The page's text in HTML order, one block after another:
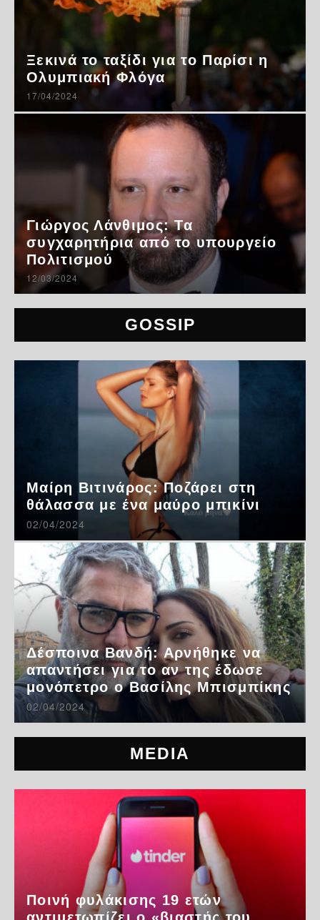
Ξεκινά το ταξίδι για το Παρίσι η
Ολυμπιακή Φλόγα
17/04/2024
Γιώργος Λάνθιμος: Τα
συγχαρητήρια από το υπουργείο
Πολιτισμού
12/03/2024
GOSSIP
Μαίρη Βιτινάρος: Ποζάρει στη
θάλασσα με ένα μαύρο μπικίνι
02/04/2024
Δέσποινα Βανδή: Αρνήθηκε να
απαντήσει για το αν της έδωσε
μονόπετρο ο Βασίλης Μπισμπίκης
02/04/2024
MEDIA
Ποινή φυλάκισης 19 ετών